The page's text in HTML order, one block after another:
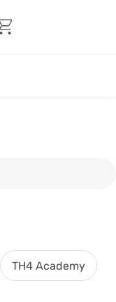
TH4 Academy